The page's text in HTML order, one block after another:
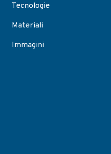
Tecnologie
Materiali
Immagini